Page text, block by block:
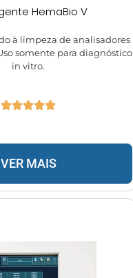
HemaBio V
à limpeza de analisadores
somente para diagnóstico
in vitro.
VER MAIS